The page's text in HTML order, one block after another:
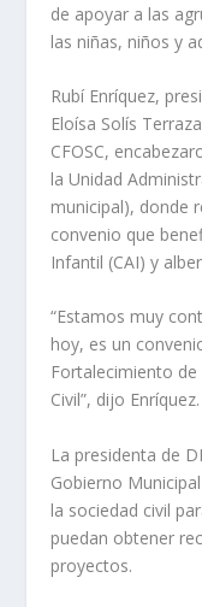
de apoyar a las
las niñas, niños y
Rubí Enríquez,
Eloísa Solís
CFOSC,
la Unidad
municipal), donde
convenio que
Infantil (CAI) y
“Estamos muy
hoy, es un
Fortalecimiento de
Civil”, dijo Enríquez.
La presidenta de
Gobierno
la sociedad civil
puedan obtener
proyectos.